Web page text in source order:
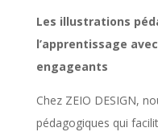
Les illustrations
l’apprentissage
engageants
Chez ZEIO DESIGN,
pédagogiques qui